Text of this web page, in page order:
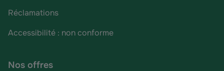
Réclamations
Accessibilité : non conforme
Nos offres